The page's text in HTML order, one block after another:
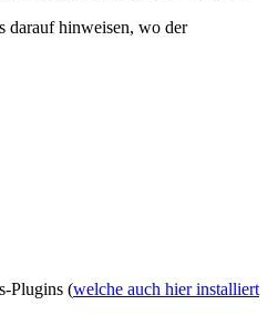
darauf hinweisen, wo der
Plugins (welche auch hier installiert